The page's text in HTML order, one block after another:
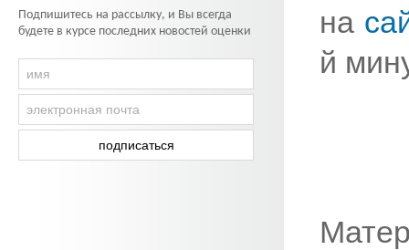
на
й
Подпишитесь на рассылку, и Вы всегда
будете в курсе последних новостей оценки